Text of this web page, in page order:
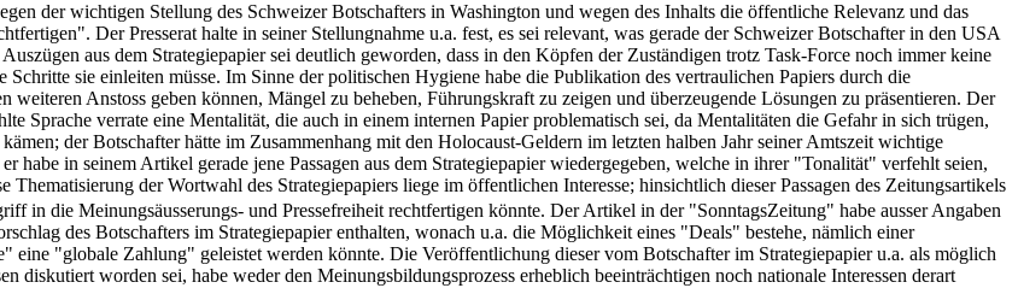
der wichtigen Stellung des Schweizer Botschafters in Washington und wegen des Inhalts die öffentliche Relevanz und das
Der Presserat halte in seiner Stellungnahme u.a. fest, es sei relevant, was gerade der Schweizer Botschafter in den USA
aus dem Strategiepapier sei deutlich geworden, dass in den Köpfen der Zuständigen trotz Task-Force noch immer keine
sie einleiten müsse. Im Sinne der politischen Hygiene habe die Publikation des vertraulichen Papiers durch die
Anstoss geben können, Mängel zu beheben, Führungskraft zu zeigen und überzeugende Lösungen zu präsentieren. Der
Sprache verrate eine Mentalität, die auch in einem internen Papier problematisch sei, da Mentalitäten die Gefahr in sich trügen,
der Botschafter hätte im Zusammenhang mit den Holocaust-Geldern im letzten halben Jahr seiner Amtszeit wichtige
habe in seinem Artikel gerade jene Passagen aus dem Strategiepapier wiedergegeben, welche in ihrer "Tonalität" verfehlt seien,
der Wortwahl des Strategiepapiers liege im öffentlichen Interesse; hinsichtlich dieser Passagen des Zeitungsartikels
in die Meinungsäusserungs- und Pressefreiheit rechtfertigen könnte. Der Artikel in der "SonntagsZeitung" habe ausser Angaben
des Botschafters im Strategiepapier enthalten, wonach u.a. die Möglichkeit eines "Deals" bestehe, nämlich einer
"globale Zahlung" geleistet werden könnte. Die Veröffentlichung dieser vom Botschafter im Strategiepapier u.a. als möglich
diskutiert worden sei, habe weder den Meinungsbildungsprozess erheblich beeinträchtigen noch nationale Interessen derart